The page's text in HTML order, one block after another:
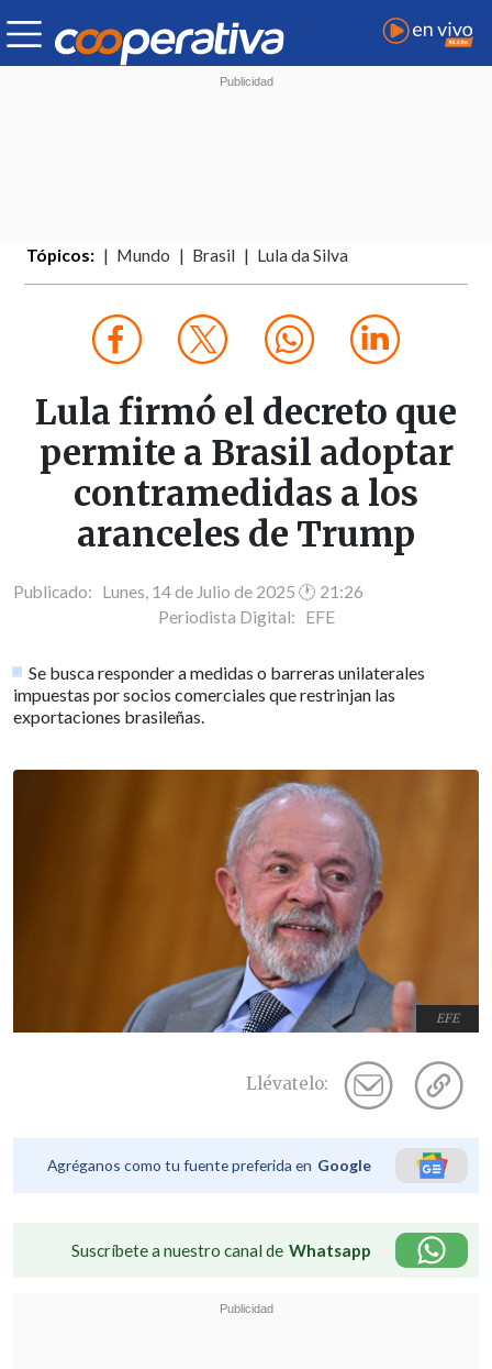
Tópicos: Mundo Brasil Lula da Silva
Lula firmó el decreto que
permite a Brasil adoptar
contramedidas a los
aranceles de Trump
Publicado: Lunes, 14 de Julio de 2025 🕐 21:26
Periodista Digital: EFE
Se busca responder a medidas o barreras unilaterales
impuestas por socios comerciales que restrinjan las
exportaciones brasileñas.
EFE
Llévatelo:
Agréganos como tu fuente preferida en Google
Suscríbete a nuestro canal de Whatsapp